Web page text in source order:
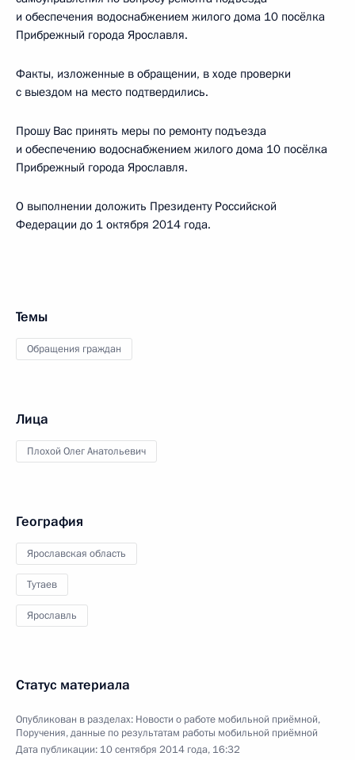
и обеспечения водоснабжением жилого дома 10 посёлка
Прибрежный города Ярославля.
Факты, изложенные в обращении, в ходе проверки
с выездом на место подтвердились.
Прошу Вас принять меры по ремонту подъезда
и обеспечению водоснабжением жилого дома 10 посёлка
Прибрежный города Ярославля.
О выполнении доложить Президенту Российской
Федерации до 1 октября 2014 года.
Темы
Обращения граждан
Лица
Плохой Олег Анатольевич
География
Ярославская область
Тутаев
Ярославль
Статус материала
Опубликован в разделах: Новости о работе мобильной приёмной,
Поручения, данные по результатам работы мобильной приёмной
Дата публикации: 10 сентября 2014 года, 16:32